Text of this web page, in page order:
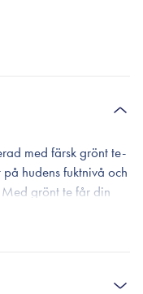
med färsk grönt te-
hudens fuktnivå och
grönt te får din
vilket resulterar i en
och
alkoholer och